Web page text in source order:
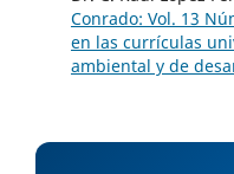
Conrado: Vol. 13
en las currículas
ambiental y de